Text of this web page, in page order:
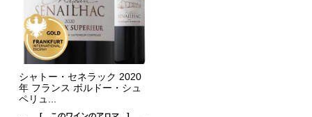
シャトー・セネラック 2020
年 フランス ボルドー・シュ
ペリュ...